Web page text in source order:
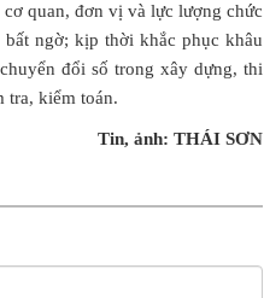
quan, đơn vị và lực lượng chức
ngờ; kịp thời khắc phục khâu
đổi số trong xây dựng, thi
tra, kiểm toán.
Tin, ảnh: THÁI SƠN